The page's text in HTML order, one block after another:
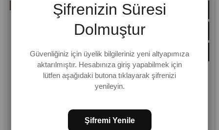
Şifrenizin Süresi
Dolmuştur
Güvenliğiniz için üyelik bilgileriniz yeni altyapımıza
aktarılmıştır. Hesabınıza giriş yapabilmek için
lütfen aşağıdaki butona tıklayarak şifrenizi
yenileyin.
Şifremi Yenile